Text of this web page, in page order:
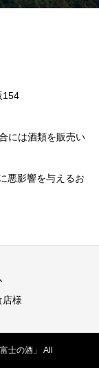
154
には酒類を販売い
悪影響を与えるお
店様
士の酒」 All